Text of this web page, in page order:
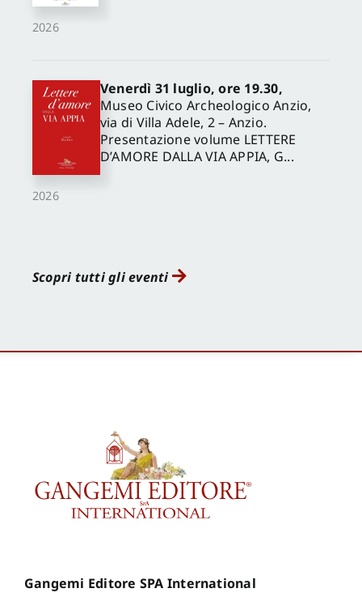
2026
2026
Venerdì 31 luglio, ore 19.30,
Museo Civico Archeologico Anzio,
via di Villa Adele, 2 – Anzio.
Presentazione volume LETTERE
D’AMORE DALLA VIA APPIA, G...
Scopri tutti gli eventi
Gangemi Editore SPA International